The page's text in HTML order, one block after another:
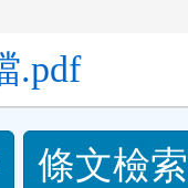
.pdf
條文檢索